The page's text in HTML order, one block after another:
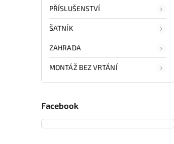
PŘÍSLUŠENSTVÍ
ŠATNÍK
ZAHRADA
MONTÁŽ BEZ VRTÁNÍ
Facebook